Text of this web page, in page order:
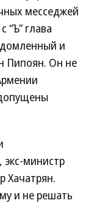
месседжей
глава
и
Пипоян. Он не
министр
Хачатрян.
и не решать